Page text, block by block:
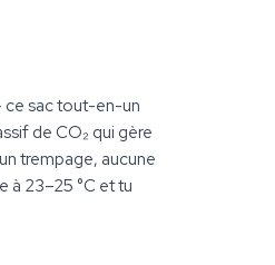
ce sac tout-en-un
de CO₂ qui gère
trempage, aucune
à 23–25 °C et tu